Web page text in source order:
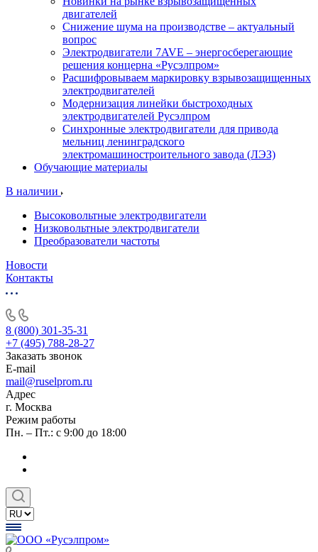
двигателей
Снижение шума на производстве – актуальный
вопрос
Электродвигатели 7AVE – энергосберегающие
решения концерна «Русэлпром»
Расшифровываем маркировку взрывозащищенных
электродвигателей
Модернизация линейки быстроходных
электродвигателей Русэлпром
Синхронные электродвигатели для привода
мельниц ленинградского
электромашиностроительного завода (ЛЭЗ)
Обучающие материалы
В наличии
Высоковольтные электродвигатели
Низковольтные электродвигатели
Преобразователи частоты
Новости
Контакты
8 (800) 301-35-31
+7 (495) 788-28-27
Заказать звонок
E-mail
mail@ruselprom.ru
Адрес
г. Москва
Режим работы
Пн. – Пт.: с 9:00 до 18:00